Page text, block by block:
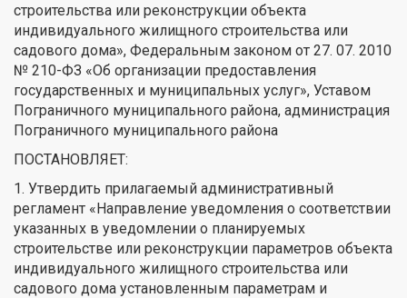
строительства или реконструкции объекта
индивидуального жилищного строительства или
садового дома», Федеральным законом от 27. 07. 2010
№ 210-ФЗ «Об организации предоставления
государственных и муниципальных услуг», Уставом
Пограничного муниципального района, администрация
Пограничного муниципального района
ПОСТАНОВЛЯЕТ:
1. Утвердить прилагаемый административный
регламент «Направление уведомления о соответствии
указанных в уведомлении о планируемых
строительстве или реконструкции параметров объекта
индивидуального жилищного строительства или
садового дома установленным параметрам и